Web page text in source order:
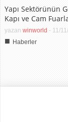
Yapı Sektörünün
Kapı ve Cam
yazan winworld - 11/
■ Haberler